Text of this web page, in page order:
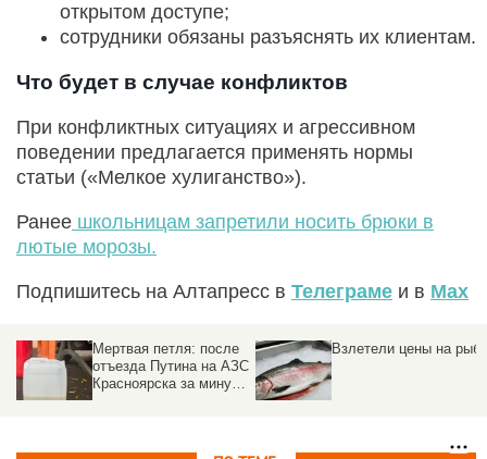
открытом доступе;
сотрудники обязаны разъяснять их клиентам.
Что будет в случае конфликтов
При конфликтных ситуациях и агрессивном
поведении предлагается применять нормы
статьи («Мелкое хулиганство»).
Ранее школьницам запретили носить брюки в
лютые морозы.
Подпишитесь на Алтапресс в Телеграме и в Max
Мертвая петля: после
отъезда Путина на АЗС
Красноярска за минуту
Взлетели цены на рыбу